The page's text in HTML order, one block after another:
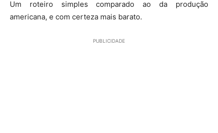
Um roteiro simples comparado ao da produção
americana, e com certeza mais barato.
PUBLICIDADE